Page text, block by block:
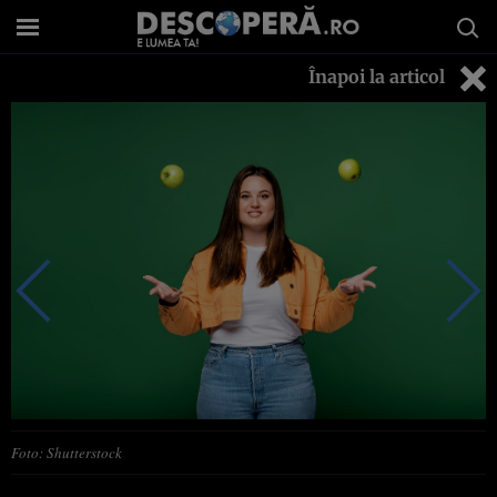
Înapoi la articol
Foto: Shutterstock